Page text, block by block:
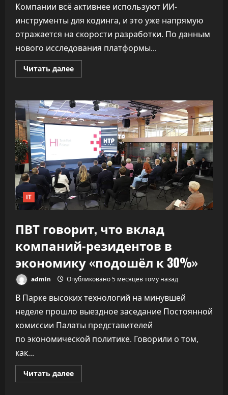
Компании всё активнее используют ИИ-
инструменты для кодинга, и это уже напрямую
отражается на скорости разработки. По данным
нового исследования платформы...
Читать далееПрочитать
больше
ИИ
почти
удвоил
скорость
разработки
софта,
обрушив
качество
IT
ПВТ говорит, что вклад
компаний-резидентов в
экономику «подошёл к 30%»
admin Опубликовано 5 месяцев тому назад
В Парке высоких технологий на минувшей
неделе прошло выездное заседание Постоянной
комиссии Палаты представителей
по экономической политике. Говорили о том,
как...
Читать далееПрочитать
больше